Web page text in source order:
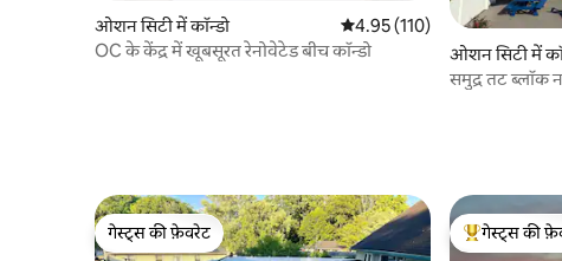
ओशन सिटी में कॉन्डो औसत रेटिंग 5 में से 4.95, 110
4.95 (110)
OC के केंद्र में खूबसूरत रेनोवेटेड बीच कॉन्डो
ओशन सिटी में
समुद्र तट ब्लॉक
गेस्ट्स की फ़ेवरेट
गेस्ट्स की फ़ेवरेट
गेस्ट्स का टॉप
गेस्ट्स की